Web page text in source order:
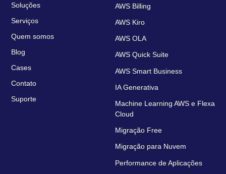
Soluções
Serviços
Quem somos
Blog
Cases
Contato
Suporte
AWS Billing
AWS Kiro
AWS OLA
AWS Quick Suite
AWS Smart Business
IA Generativa
Machine Learning AWS e Flexa
Cloud
Migração Free
Migração para Nuvem
Performance de Aplicações